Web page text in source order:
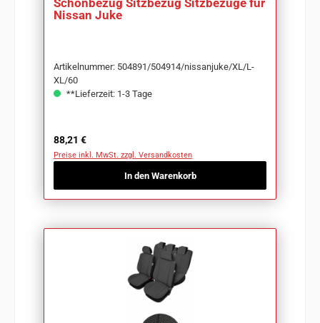
Nissan Juke
Artikelnummer: 504891/504914/nissanjuke/XL/L-
XL/60
**Lieferzeit: 1-3 Tage
Regulärer Preis:
88,21 €
Preise inkl. MwSt. zzgl. Versandkosten
In den Warenkorb